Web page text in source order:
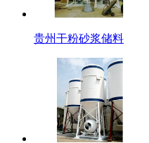
贵州干粉砂浆储料